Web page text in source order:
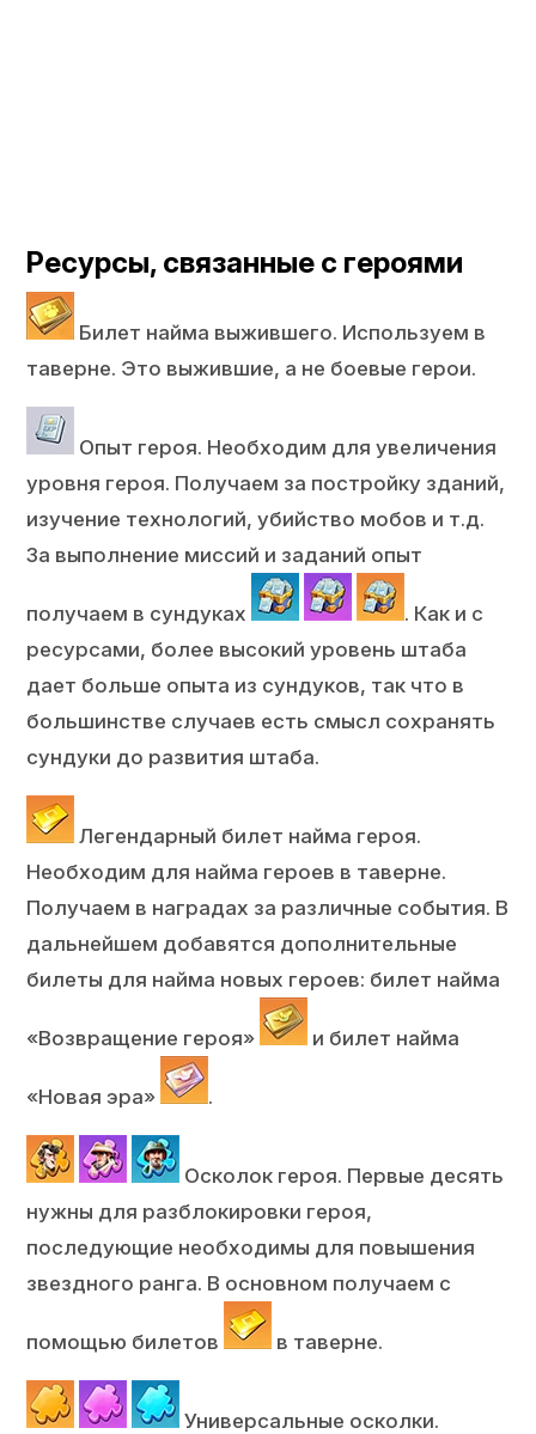
Ресурсы, связанные с героями
Билет найма выжившего. Используем в
таверне. Это выжившие, а не боевые герои.
Опыт героя. Необходим для увеличения
уровня героя. Получаем за постройку зданий,
изучение технологий, убийство мобов и т.д.
За выполнение миссий и заданий опыт
получаем в сундуках
. Как и с
ресурсами, более высокий уровень штаба
дает больше опыта из сундуков, так что в
большинстве случаев есть смысл сохранять
сундуки до развития штаба.
Легендарный билет найма героя.
Необходим для найма героев в таверне.
Получаем в наградах за различные события. В
дальнейшем добавятся дополнительные
билеты для найма новых героев: билет найма
«Возвращение героя» и билет найма
«Новая эра» .
Осколок героя. Первые десять
нужны для разблокировки героя,
последующие необходимы для повышения
звездного ранга. В основном получаем с
помощью билетов в таверне.
Универсальные осколки.